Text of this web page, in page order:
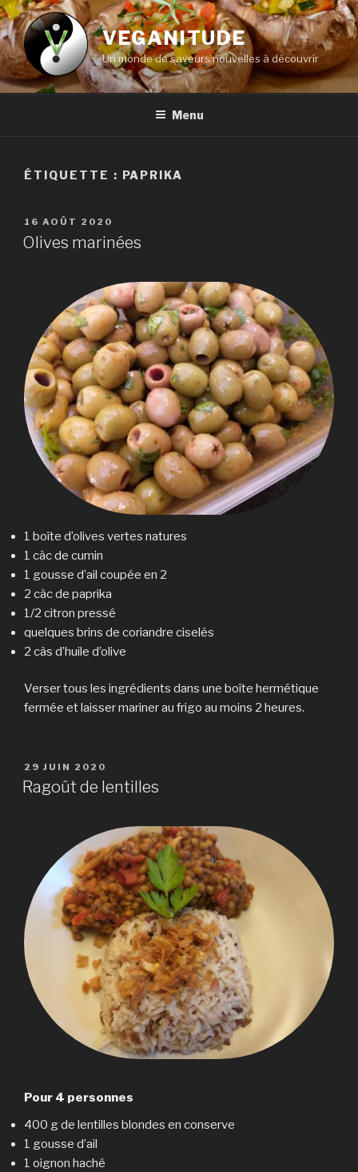
Aller
au
contenu
principal
VEGANITUDE
Un monde de saveurs nouvelles à découvrir
Menu
ÉTIQUETTE : PAPRIKA
PUBLIÉ
LE
16 AOÛT 2020
Olives marinées
1 boîte d’olives vertes natures
1 càc de cumin
1 gousse d’ail coupée en 2
2 càc de paprika
1/2 citron pressé
quelques brins de coriandre ciselés
2 càs d’huile d’olive
Verser tous les ingrédients dans une boîte hermétique
fermée et laisser mariner au frigo au moins 2 heures.
PUBLIÉ
LE
29 JUIN 2020
Ragoût de lentilles
Pour 4 personnes
400 g de lentilles blondes en conserve
1 gousse d’ail
1 oignon haché